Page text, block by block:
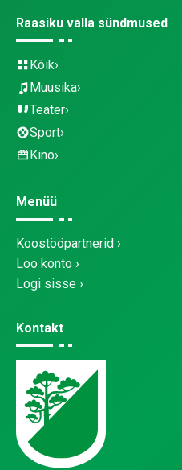
Raasiku valla sündmused
Kõik
Muusika
Teater
Sport
Kino
Menüü
Koostööpartnerid
Loo konto
Logi sisse
Kontakt